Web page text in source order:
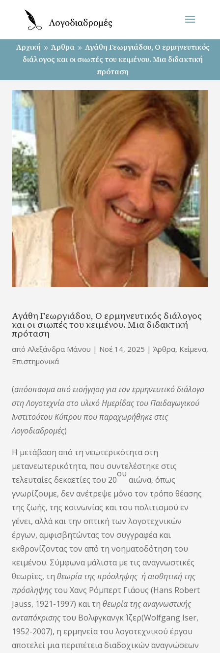
Αρχική 9 Άρθρα 9 Αγάθη Γεωργιάδου, Ο ερμηνευτικός
διάλογος και οι σιωπές του κειμένου. Μια διδακτική
πρόταση
Αγάθη Γεωργιάδου, Ο ερμηνευτικός διάλογος
και οι σιωπές του κειμένου. Μια διδακτική
πρόταση
από Αλεξάνδρα Μάνου | Νοέ 14, 2025 | Άρθρα, Κείμενα,
Επιστημονικά
(απόσπασμα από εισήγηση για τον ερμηνευτικό διάλογο
στη Λογοτεχνία στο υλικό Ημερίδας του Παιδαγωγικού
Ινστιτούτου Κύπρου που παραχωρήθηκε στις
Λογοδιαδρομές)
Η μετάβαση από τη νεωτερικότητα στη
μετανεωτερικότητα, που συντελέστηκε στις
τελευταίες δεκαετίες του 20
ου
αιώνα, όπως
γνωρίζουμε, δεν ανέτρεψε μόνο τον τρόπο θέασης
της ζωής, της κοινωνίας και του πολιτισμού εν
γένει, αλλά και την οπτική των λογοτεχνικών
έργων, αμφισβητώντας τον συγγραφέα και
εκθρονίζοντας τον από τη νοηματοδότηση του
κειμένου. Σύμφωνα μάλιστα με τις αναγνωστικές
θεωρίες, τη θεωρία της πρόσληψης ή αισθητική της
πρόσληψηςτου Χανς Ρόμπερτ Γιάους (Hans Robert
Jauss, 1921-1997) και τη θεωρία της αναγνωστικής
ανταπόκρισηςτου Βολφγκανγκ Ίζερ(Wolfgang Iser,
1952-2007), η ερμηνεία του λογοτεχνικού έργου
αποτελεί μια περιπέτεια διαδοχικών αναγνώσεων